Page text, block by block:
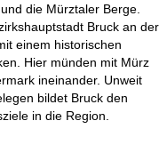
die Mürztaler Berge.
Bruck an der
einem historischen
Hier münden mit Mürz
ineinander. Unweit
bildet Bruck den
in die Region.